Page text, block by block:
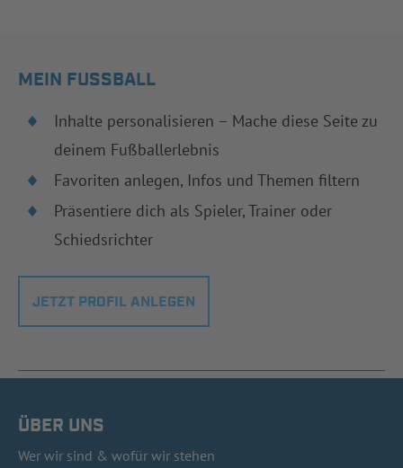
MEIN FUSSBALL
Inhalte personalisieren – Mache diese Seite zu
deinem Fußballerlebnis
Favoriten anlegen, Infos und Themen filtern
Präsentiere dich als Spieler, Trainer oder
Schiedsrichter
JETZT PROFIL ANLEGEN
ÜBER UNS
Wer wir sind & wofür wir stehen